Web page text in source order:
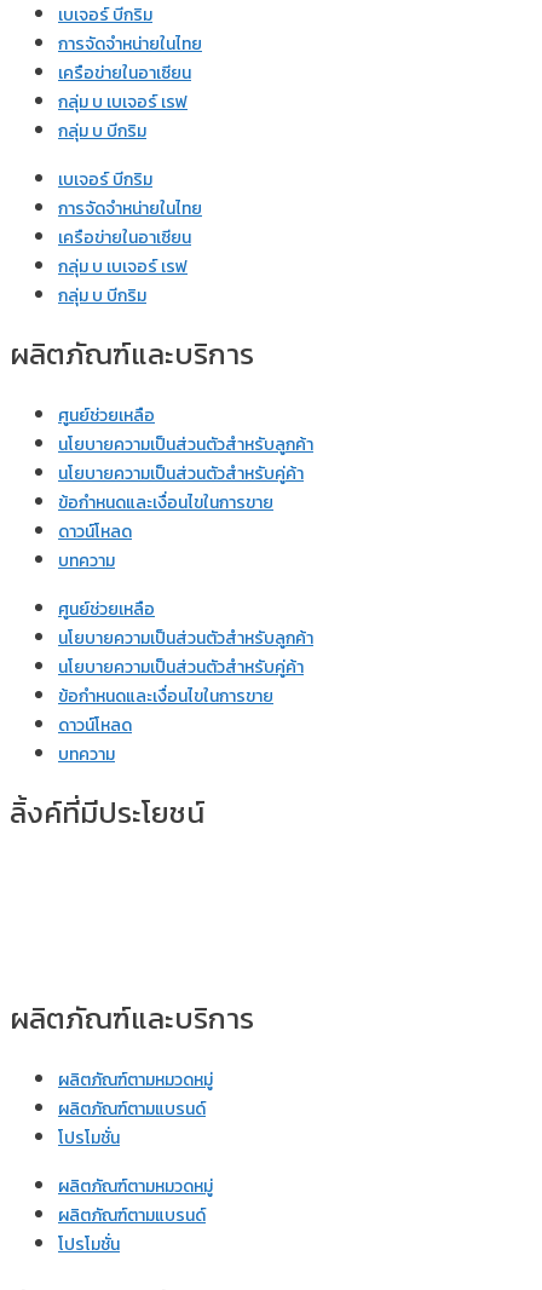
เบเจอร์ บีกริม
การจัดจำหน่ายในไทย
เครือข่ายในอาเซียน
กลุ่ม บ เบเจอร์ เรฟ
กลุ่ม บ บีกริม
เบเจอร์ บีกริม
การจัดจำหน่ายในไทย
เครือข่ายในอาเซียน
กลุ่ม บ เบเจอร์ เรฟ
กลุ่ม บ บีกริม
ผลิตภัณฑ์และบริการ
ศูนย์ช่วยเหลือ
นโยบายความเป็นส่วนตัวสำหรับลูกค้า
นโยบายความเป็นส่วนตัวสำหรับคู่ค้า
ข้อกำหนดและเงื่อนไขในการขาย
ดาวน์โหลด
บทความ
ศูนย์ช่วยเหลือ
นโยบายความเป็นส่วนตัวสำหรับลูกค้า
นโยบายความเป็นส่วนตัวสำหรับคู่ค้า
ข้อกำหนดและเงื่อนไขในการขาย
ดาวน์โหลด
บทความ
ลิ้งค์ที่มีประโยชน์
ผลิตภัณฑ์และบริการ
ผลิตภัณฑ์ตามหมวดหมู่
ผลิตภัณฑ์ตามแบรนด์
โปรโมชั่น
ผลิตภัณฑ์ตามหมวดหมู่
ผลิตภัณฑ์ตามแบรนด์
โปรโมชั่น